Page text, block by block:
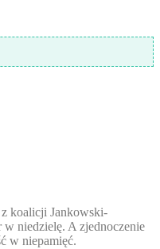
koalicji Jankowski-
niedzielę. A zjednoczenie
w niepamięć.